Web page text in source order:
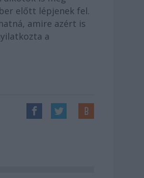
előtt lépjenek fel.
amire azért is
a